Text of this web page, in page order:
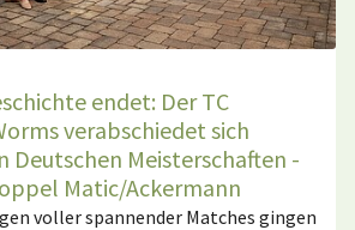
endet: Der TC
verabschiedet sich
Deutschen Meisterschaften -
Matic/Ackermann
voller spannender Matches gingen